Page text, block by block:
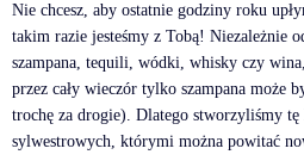
Nie chcesz, aby ostatnie godziny roku
takim razie jesteśmy z Tobą! Niezależnie
szampana, tequili, wódki, whisky czy
przez cały wieczór tylko szampana może
trochę za drogie). Dlatego stworzyliśmy
sylwestrowych, którymi można powitać